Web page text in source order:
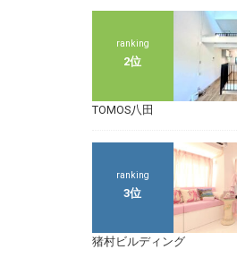
ranking
2位
TOMOS八田
ranking
3位
猪村ビルディング